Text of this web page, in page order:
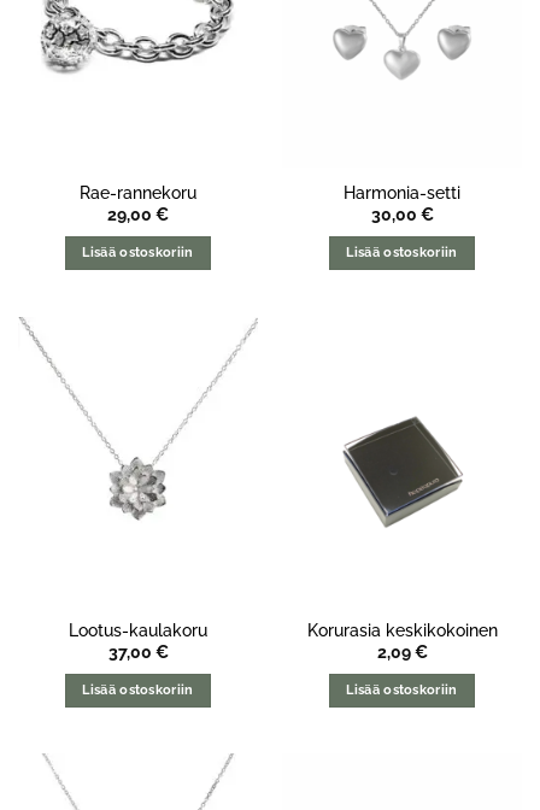
Rae-rannekoru
29,00 €
Lisää ostoskoriin
Harmonia-setti
30,00 €
Lisää ostoskoriin
Lootus-kaulakoru
37,00 €
Lisää ostoskoriin
Korurasia keskikokoinen
2,09€
Lisää ostoskoriin